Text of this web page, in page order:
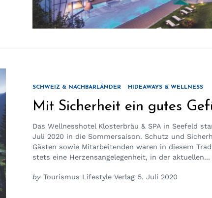
SCHWEIZ & NACHBARLÄNDER HIDEAWAYS & WELLNESS
Mit Sicherheit ein gutes
Das Wellnesshotel Klosterbräu & SPA in Seefeld
Juli 2020 in die Sommersaison. Schutz und
Gästen sowie Mitarbeitenden waren in diesem
stets eine Herzensangelegenheit, in der aktuellen...
by Tourismus Lifestyle Verlag 5. Juli 2020